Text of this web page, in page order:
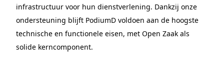
infrastructuur voor hun dienstverlening. Dankzij onze
ondersteuning blijft PodiumD voldoen aan de hoogste
technische en functionele eisen, met Open Zaak als
solide kerncomponent.